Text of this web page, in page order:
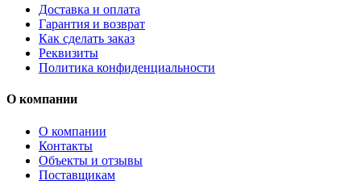
Доставка и оплата
Гарантия и возврат
Как сделать заказ
Реквизиты
Политика конфиденциальности
О компании
О компании
Контакты
Объекты и отзывы
Поставщикам